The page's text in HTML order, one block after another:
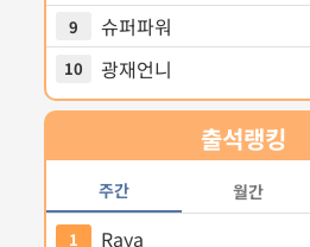
9 슈퍼파워
10 광재언니
출석랭킹
주간 월간
1 Raya